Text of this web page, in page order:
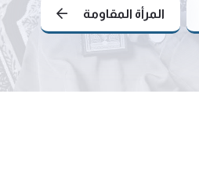
المرأة المقاومة